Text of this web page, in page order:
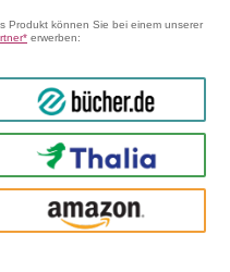
Produkt können Sie bei einem unserer
erwerben:
bücher.de
Thalia
amazon